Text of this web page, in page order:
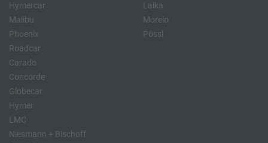
Hymercar
Malibu
Phoenix
Roadcar
Laika
Morelo
Pössl
Carado
Concorde
Globecar
Hymer
LMC
Niesmann + Bischoff